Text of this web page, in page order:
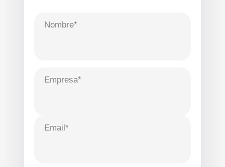
Nombre*
Empresa*
Email*